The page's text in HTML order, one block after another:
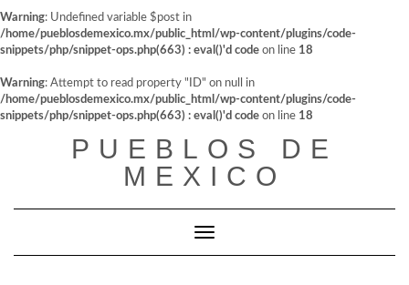
Warning: Undefined variable $post in
/home/pueblosdemexico.mx/public_html/wp-content/plugins/code-
snippets/php/snippet-ops.php(663) : eval()'d code on line 18
Warning: Attempt to read property "ID" on null in
/home/pueblosdemexico.mx/public_html/wp-content/plugins/code-
snippets/php/snippet-ops.php(663) : eval()'d code on line 18
PUEBLOS DE
MEXICO
Cambiar modo de navegación